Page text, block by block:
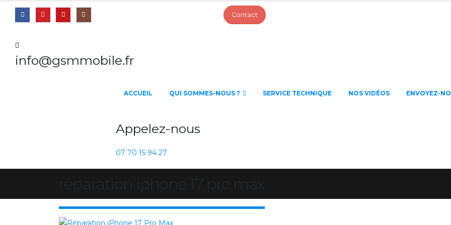
info@gsmmobile.fr
Contact
ACCUEIL QUI SOMMES-NOUS ? SERVICE TECHNIQUE NOS VIDÉOS ENVOYEZ-
Appelez-nous
07 70 15 94 27